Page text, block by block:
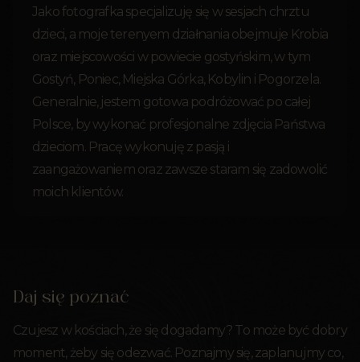
Jako fotografka specjalizuję się w sesjach chrztu
dzieci, a moje terenyem działnania obejmuje Krobia
oraz miejscowości w powiecie gostyńskim, w tym
Gostyń, Poniec, Miejska Górka, Kobylin i Pogorzela.
Generalnie, jestem gotowa podróżować po całej
Polsce, by wykonać profesjonalne zdjęcia Państwa
dzieciom. Pracę wykonuję z pasją i
zaangażowaniem oraz zawsze staram się zadowolić
moich klientów.
Daj się poznać
Czujesz w kościach, że się dogadamy? To może być dobry
moment, żeby się odezwać. Poznajmy się, zaplanujmy co,